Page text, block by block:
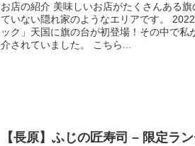
お店の紹介 美味しいお店がたくさんある
ていない隠れ家のようなエリアです。
ック」天国に旗の台が初登場！その中で私
介されていました。 こちら...
【長原】ふじの匠寿司 – 限定ラ